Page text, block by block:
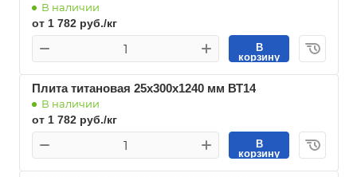
В наличии
от 1 782 руб./кг
В
корзину
Плита титановая 25х300х1240 мм ВТ14
В наличии
от 1 782 руб./кг
В
корзину